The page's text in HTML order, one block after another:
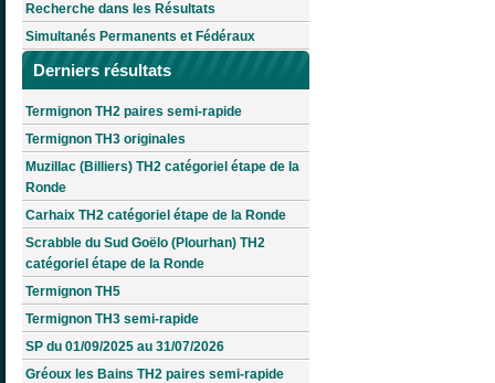
Recherche dans les Résultats
Simultanés Permanents et Fédéraux
Derniers résultats
Termignon TH2 paires semi-rapide
Termignon TH3 originales
Muzillac (Billiers) TH2 catégoriel étape de la
Ronde
Carhaix TH2 catégoriel étape de la Ronde
Scrabble du Sud Goëlo (Plourhan) TH2
catégoriel étape de la Ronde
Termignon TH5
Termignon TH3 semi-rapide
SP du 01/09/2025 au 31/07/2026
Gréoux les Bains TH2 paires semi-rapide